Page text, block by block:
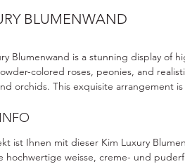
BLUMENWAND
Blumenwand is a stunning display of
colored roses, peonies, and
orchids. This exquisite arrangement
and galas. The elegant combination
with the Kim Luxury Blumenwand.
ist Ihnen mit dieser Kim Luxury
hochwertige weisse, creme- und